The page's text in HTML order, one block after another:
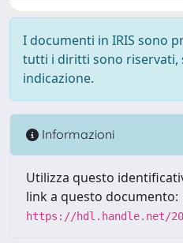
I documenti in IRIS sono
tutti i diritti sono riservati,
indicazione.
Informazioni
Utilizza questo
link a questo documento:
https://hdl.handle.net/